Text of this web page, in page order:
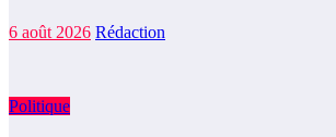
6 août 2026 Rédaction
Politique